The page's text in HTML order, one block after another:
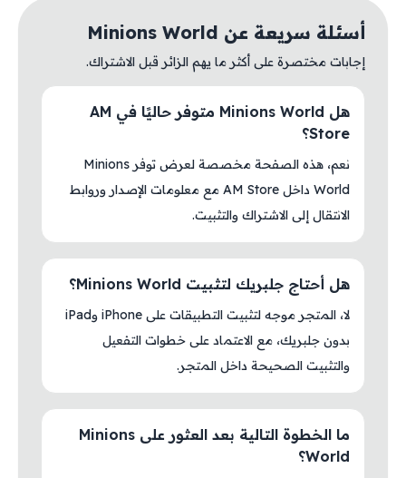
أسئلة سريعة عن Minions World
إجابات مختصرة على أكثر ما يهم الزائر قبل الاشتراك.
هل Minions World متوفر حاليًا في AM
Store؟
نعم، هذه الصفحة مخصصة لعرض توفر Minions
World داخل AM Store مع معلومات الإصدار وروابط
الانتقال إلى الاشتراك والتثبيت.
هل أحتاج جلبريك لتثبيت Minions World؟
لا، المتجر موجه لتثبيت التطبيقات على iPhone وiPad
بدون جلبريك، مع الاعتماد على خطوات التفعيل
والتثبيت الصحيحة داخل المتجر.
ما الخطوة التالية بعد العثور على Minions
World؟